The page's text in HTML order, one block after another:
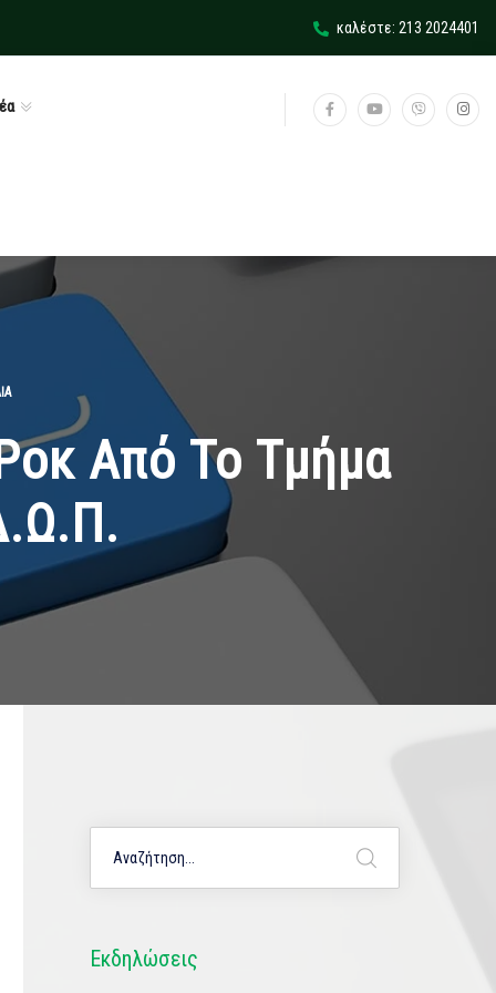
καλέστε: 213 2024401
Από Το Τμήμα
Εκδηλώσεις